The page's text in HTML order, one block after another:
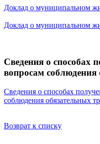
Доклад о муниципальном
Доклад о муниципальном
Сведения о способах
вопросам соблюдения
Сведения о способах
соблюдения обязательных
Возврат к списку